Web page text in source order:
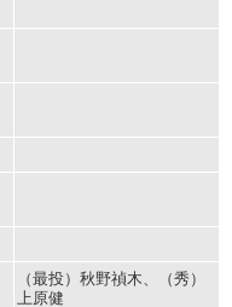
（最投）秋野禎木、（秀）
上原健